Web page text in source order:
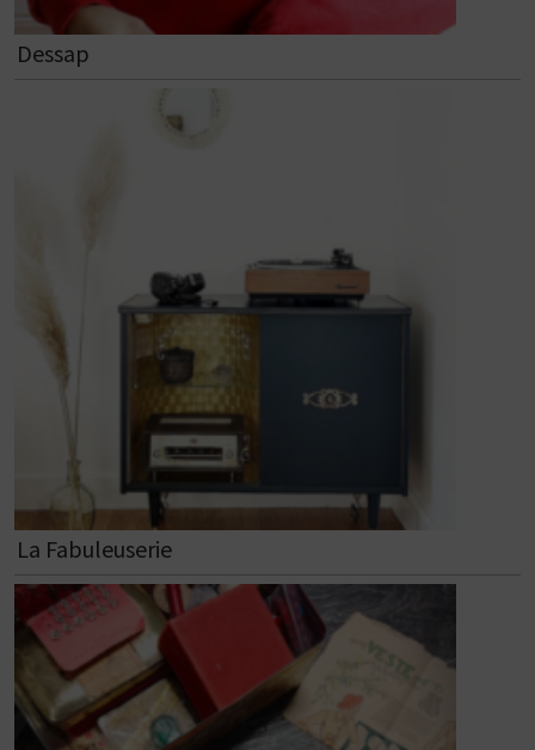
Dessap
La Fabuleuserie